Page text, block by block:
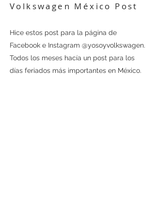
Volkswagen México Post
Hice estos post para la página de
Facebook e Instagram @yosoyvolkswagen.
Todos los meses hacía un post para los
días feriados más importantes en México.